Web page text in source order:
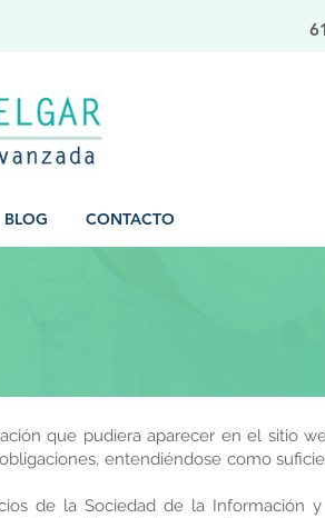
BLOG CONTACTO
que pudiera aparecer en el sitio
entendiéndose como
de la Sociedad de la Información y